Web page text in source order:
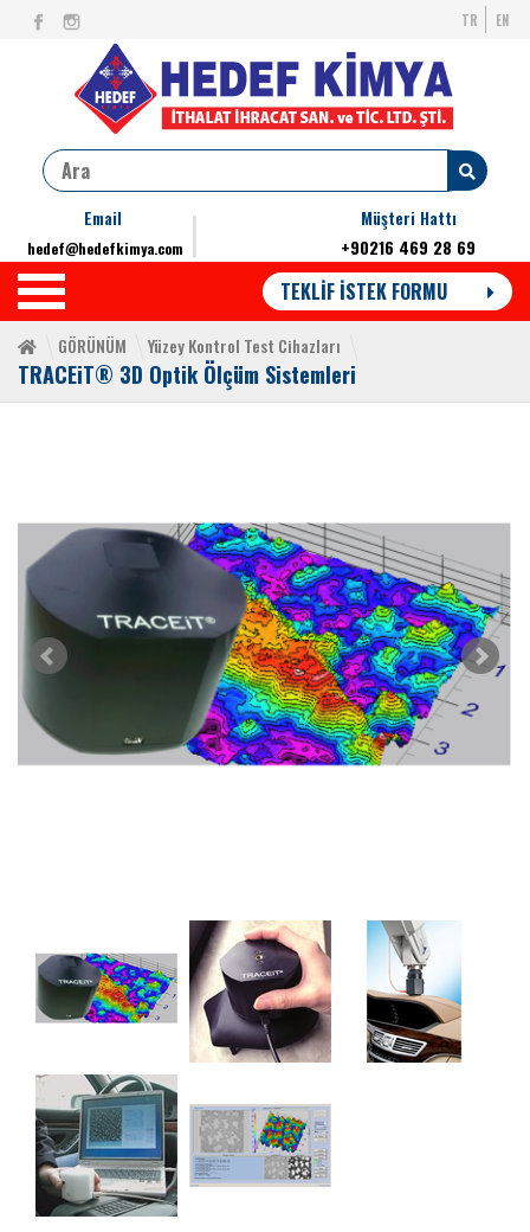
TR EN
Müşteri Hattı
+90216 469 28 69
Email
hedef@hedefkimya.com
TEKLİF İSTEK FORMU
GÖRÜNÜM Yüzey Kontrol Test Cihazları
TRACEiT® 3D Optik Ölçüm Sistemleri